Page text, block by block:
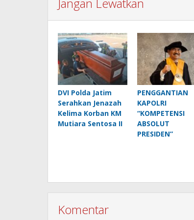
DVI Polda Jatim
Serahkan Jenazah
Kelima Korban KM
Mutiara Sentosa II
PENGGANTIAN
KAPOLRI
“KOMPETENSI
ABSOLUT
PRESIDEN”
Komentar